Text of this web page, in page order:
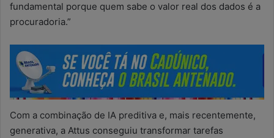
fundamental porque quem sabe o valor real dos dados é a
procuradoria.”
Com a combinação de IA preditiva e, mais recentemente,
generativa, a Attus conseguiu transformar tarefas